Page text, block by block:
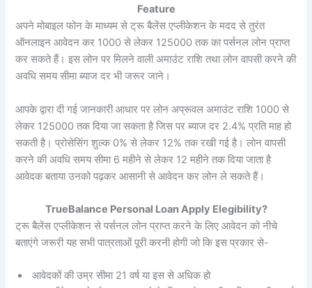
Feature
अपने मोबाइल फोन के माध्यम से ट्रू बैलेंस एप्लीकेशन के मदद से तुरंत
ऑनलाइन आवेदन कर 1000 से लेकर 125000 तक का पर्सनल लोन प्राप्त
कर सकते हैं। इस लोन पर मिलने वाली अमाउंट राशि तथा लोन वापसी करने की
अवधि समय सीमा ब्याज दर भी जरूर जाने।
आपके द्वारा दी गई जानकारी आधार पर लोन अप्रूवल अमाउंट राशि 1000 से
लेकर 125000 तक दिया जा सकता है जिस पर ब्याज दर 2.4% प्रति माह हो
सकती है। प्रोसेसिंग शुल्क 0% से लेकर 12% तक रखी गई है। लोन वापसी
करने की अवधि समय सीमा 6 महीने से लेकर 12 महीने तक दिया जाता है
आवेदक बताया उनको पढ़कर आसानी से आवेदन कर लोन ले सकते हैं।
TrueBalance Personal Loan Apply Elegibility?
ट्रू बैलेंस एप्लीकेशन से पर्सनल लोन प्राप्त करने के लिए आवेदन को नीचे
बताएंगे जरूरी यह सभी पात्रताओं पूरी करनी होगी जो कि इस प्रकार से-
आवेदकों की उम्र सीमा 21 वर्ष या इस से अधिक हो